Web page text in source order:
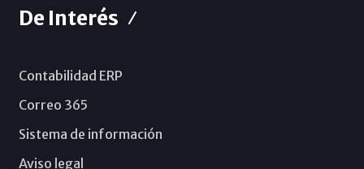
De Interés
Contabilidad ERP
Correo 365
Sistema de información
Aviso legal